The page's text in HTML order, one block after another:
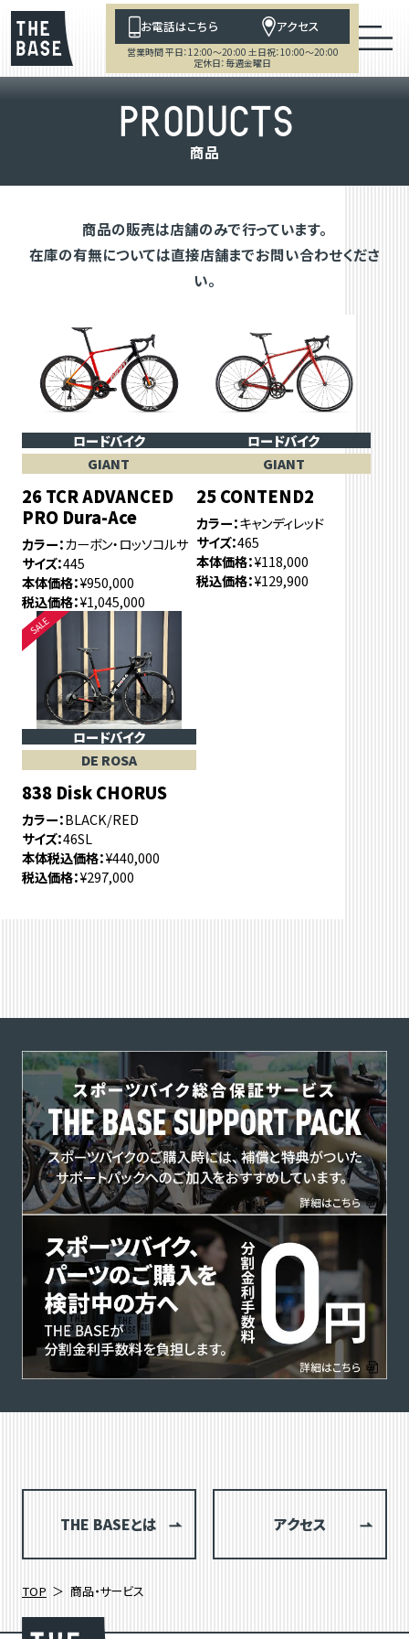
お電話はこちら アクセス
営業時間 平日：12:00～20:00 土日祝：10:00～20:00
定休日：毎週金曜日
PRODUCTS
商品
商品の販売は店舗のみで行っています。
在庫の有無については直接店舗までお問い合わせくださ
い。
ロードバイク
GIANT
26 TCR ADVANCED
PRO Dura-Ace
カラー カーボン・ロッソコルサ
サイズ 445
本体価格 ¥950,000
税込価格 ¥1,045,000
ロードバイク
GIANT
25 CONTEND2
カラー キャンディレッド
サイズ 465
本体価格 ¥118,000
税込価格 ¥129,900
ロードバイク
DE ROSA
838 Disk CHORUS
カラー BLACK/RED
サイズ 46SL
本体税込価格 ¥440,000
税込価格 ¥297,000
THE BASEとは アクセス
TOP 商品・サービス